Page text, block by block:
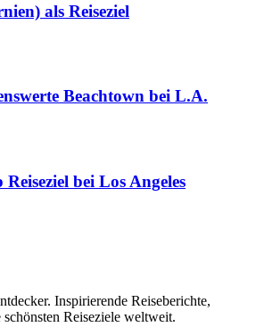
als Reiseziel
Beachtown bei L.A.
bei Los Angeles
Inspirierende Reiseberichte,
Reiseziele weltweit.